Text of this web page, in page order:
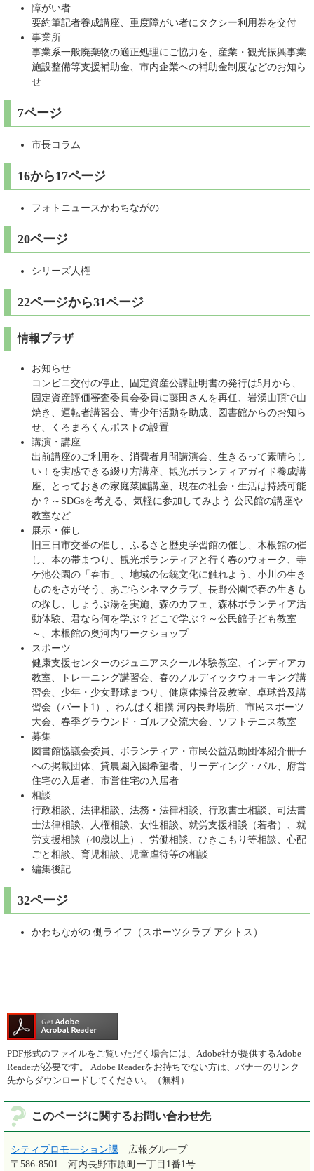
障がい者
要約筆記者養成講座、重度障がい者にタクシー利用券を交付
事業所
事業系一般廃棄物の適正処理にご協力を、産業・観光振興事業
施設整備等支援補助金、市内企業への補助金制度などのお知ら
せ
7ページ
市長コラム
16から17ページ
フォトニュースかわちながの
20ページ
シリーズ人権
22ページから31ページ
情報プラザ
お知らせ
コンビニ交付の停止、固定資産公課証明書の発行は5月から、
固定資産評価審査委員会委員に藤田さんを再任、岩湧山頂で山
焼き、運転者講習会、青少年活動を助成、図書館からのお知ら
せ、くろまろくんポストの設置
講演・講座
出前講座のご利用を、消費者月間講演会、生きるって素晴らし
い！を実感できる綴り方講座、観光ボランティアガイド養成講
座、とっておきの家庭菜園講座、現在の社会・生活は持続可能
か？～SDGsを考える、気軽に参加してみよう 公民館の講座や
教室など
展示・催し
旧三日市交番の催し、ふるさと歴史学習館の催し、木根館の催
し、本の帯まつり、観光ボランティアと行く春のウォーク、寺
ケ池公園の「春市」、地域の伝統文化に触れよう、小川の生き
ものをさがそう、あごらシネマクラブ、長野公園で春の生きも
の探し、しょうぶ湯を実施、森のカフェ、森林ボランティア活
動体験、君なら何を学ぶ？どこで学ぶ？～公民館子ども教室
～、木根館の奥河内ワークショップ
スポーツ
健康支援センターのジュニアスクール体験教室、インディアカ
教室、トレーニング講習会、春のノルディックウォーキング講
習会、少年・少女野球まつり、健康体操普及教室、卓球普及講
習会（パート1）、わんぱく相撲 河内長野場所、市民スポーツ
大会、春季グラウンド・ゴルフ交流大会、ソフトテニス教室
募集
図書館協議会委員、ボランティア・市民公益活動団体紹介冊子
への掲載団体、貸農園入園希望者、リーディング・パル、府営
住宅の入居者、市営住宅の入居者
相談
行政相談、法律相談、法務・法律相談、行政書士相談、司法書
士法律相談、人権相談、女性相談、就労支援相談（若者）、就
労支援相談（40歳以上）、労働相談、ひきこもり等相談、心配
ごと相談、育児相談、児童虐待等の相談
編集後記
32ページ
かわちながの 働ライフ（スポーツクラブ アクトス）
PDF形式のファイルをご覧いただく場合には、Adobe社が提供するAdobe
Readerが必要です。
Adobe Readerをお持ちでない方は、バナーのリンク
先からダウンロードしてください。（無料）
このページに関するお問い合わせ先
シティプロモーション課
広報グループ
〒586-8501
河内長野市原町一丁目1番1号